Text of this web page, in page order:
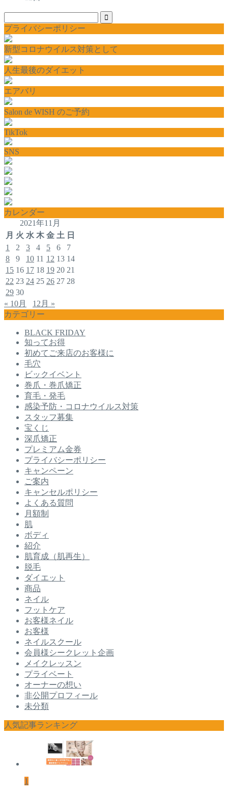
プライバシーポリシー
新型コロナウイルス対策として
人生最後のダイエット
エアバリ
Salon de WISH のご予約
TikTok
SNS
カレンダー
2021年11月
月 火 水 木 金 土 日
1
2 3 4 5 6
7
8
9 10 11 12 13 14
15 16 17 18 19 20 21
22 23 24 25 26 27 28
29 30
« 10月
12月 »
カテゴリー
BLACK FRIDAY
知ってお得
初めてご来店のお客様に
毛穴
ビックイベント
巻爪・巻爪矯正
育毛・発毛
感染予防・コロナウイルス対策
スタッフ募集
宝くじ
深爪矯正
プレミアム金券
プライバシーポリシー
キャンペーン
ご案内
キャンセルポリシー
よくある質問
月額制
肌
ボディ
紹介
肌育成（肌再生）
脱毛
ダイエット
商品
ネイル
フットケア
お客様ネイル
お客様
ネイルスクール
会員様シークレット企画
メイクレッスン
プライベート
オーナーの想い
非公開プロフィール
未分類
人気記事ランキング
1